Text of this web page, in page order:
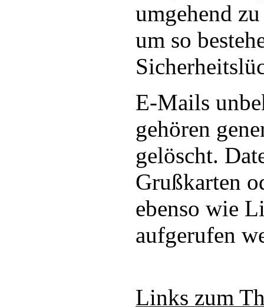
umgehend
um so
E-Mails
gehören
gelöscht.
Grußkarten
ebenso wie
aufgerufen
Links zum